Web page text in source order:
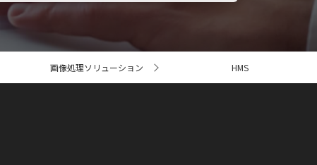
画像処理ソリューション HMS